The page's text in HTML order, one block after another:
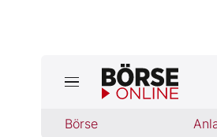
Börse
Jetzt aktuelle